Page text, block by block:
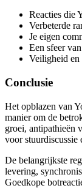
Reacties die
Verbeterde
Je eigen
Een sfeer
Veiligheid
Conclusie
Het opblazen van
manier om de
groei, antipathieën
voor stuurdiscussie
De belangrijkste
levering,
Goedkope